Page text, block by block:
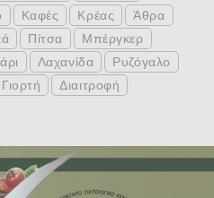
Καφές Κρέας
Άθρα
Πίτσα
Μπέργκερ
Λαχανίδα
Ρυζόγαλο
Γιορτή
Διαιτροφή